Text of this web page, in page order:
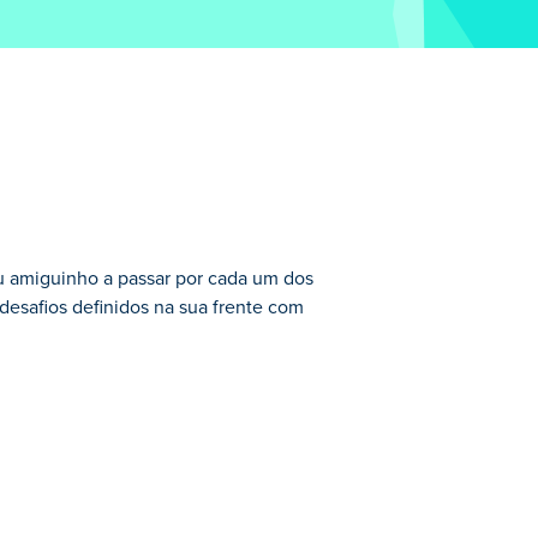
a passar por cada um dos
definidos na sua frente com
muitos níveis alucinantes! Você e seu
onde precisa ir em seguida! Colete as
cabeças ou jogar níveis criados por